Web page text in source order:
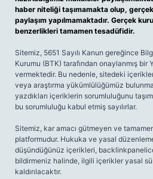
haber niteliği taşımamakta olup,
paylaşım yapılmamaktadır. Gerçek
benzerlikleri tamamen tesadüfidir.
Sitemiz, 5651 Sayılı Kanun gereğince
Kurumu (BTK) tarafından onaylanmış bir
vermektedir. Bu nedenle, sitedeki
veya araştırma yükümlülüğümüz
yazdıkları içeriklerin sorumluluğunu
bu sorumluluğu kabul etmiş sayılırlar.
Sitemiz, kar amacı gütmeyen ve
platformudur. Hukuka ve yasal
düşündüğünüz içerikleri,
bildirmeniz halinde, ilgili içerikler yasal
kaldırılacaktır.